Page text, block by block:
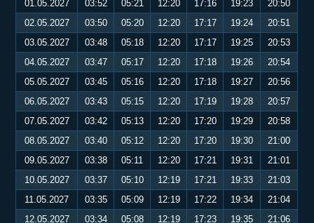
01.05.2027
03:52 05:21 12:20 17:16 19:23
20:50
02.05.2027
03:50 05:20 12:20 17:17 19:24
20:51
03.05.2027
03:48 05:18 12:20 17:17 19:25
20:53
04.05.2027
03:47 05:17 12:20 17:18 19:26
20:54
05.05.2027
03:45 05:16 12:20 17:18 19:27
20:56
06.05.2027
03:43 05:15 12:20 17:19 19:28
20:57
07.05.2027
03:42 05:13 12:20 17:20 19:29
20:58
08.05.2027
03:40 05:12 12:20 17:20 19:30
21:00
09.05.2027
03:38 05:11 12:20 17:21 19:31
21:01
10.05.2027
03:37 05:10 12:19 17:21 19:33
21:03
11.05.2027
03:35 05:09 12:19 17:22 19:34
21:04
12.05.2027
03:34 05:08 12:19 17:23 19:35
21:06